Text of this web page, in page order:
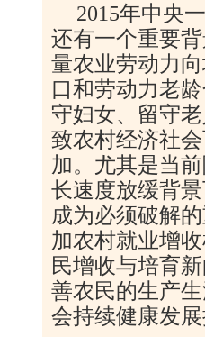
2015年中央
还有一个重要
量农业劳动力
口和劳动力老
守妇女、留守
致农村经济社
加。尤其是当
长速度放缓背
成为必须破解
加农村就业增
民增收与培育
善农民的生产
会持续健康发